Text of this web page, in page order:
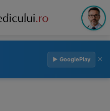
▶ GooglePlay ×